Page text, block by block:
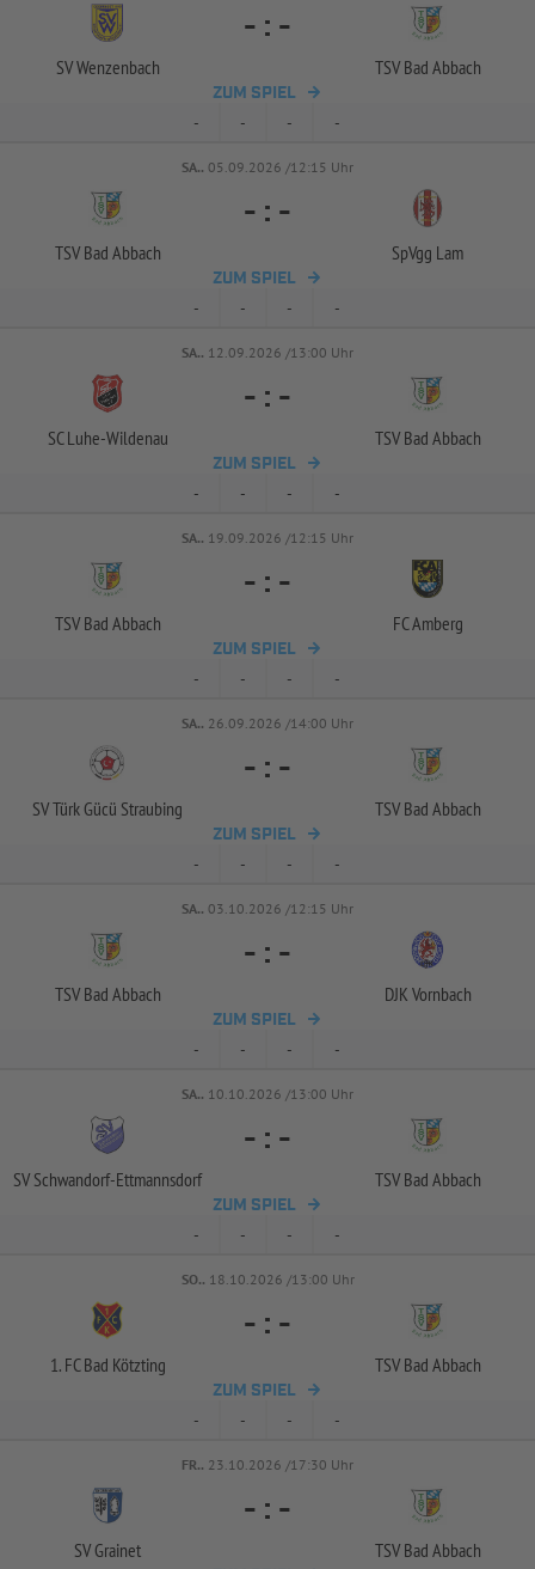
SV Wenzenbach
- : -
TSV Bad Abbach
ZUM SPIEL
- - - -
SA.. 05.09.2026 /12:15 Uhr
TSV Bad Abbach
- : -
SpVgg Lam
ZUM SPIEL
- - - -
SA.. 12.09.2026 /13:00 Uhr
SC Luhe-Wildenau
- : -
TSV Bad Abbach
ZUM SPIEL
- - - -
SA.. 19.09.2026 /12:15 Uhr
TSV Bad Abbach
- : -
FC Amberg
ZUM SPIEL
- - - -
SA.. 26.09.2026 /14:00 Uhr
SV Türk Gücü Straubing
- : -
TSV Bad Abbach
ZUM SPIEL
- - - -
SA.. 03.10.2026 /12:15 Uhr
TSV Bad Abbach
- : -
DJK Vornbach
ZUM SPIEL
- - - -
SA.. 10.10.2026 /13:00 Uhr
SV Schwandorf-Ettmannsdorf
- : -
TSV Bad Abbach
ZUM SPIEL
- - - -
SO.. 18.10.2026 /13:00 Uhr
1. FC Bad Kötzting
- : -
TSV Bad Abbach
ZUM SPIEL
- - - -
FR.. 23.10.2026 /17:30 Uhr
SV Grainet
- : -
TSV Bad Abbach